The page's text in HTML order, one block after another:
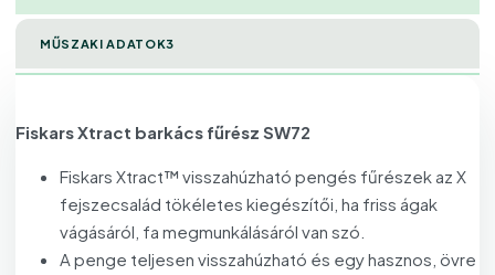
MŰSZAKI ADATOK3
Fiskars Xtract barkács fűrész SW72
Fiskars Xtract™ visszahúzható pengés fűrészek az X
fejszecsalád tökéletes kiegészítői, ha friss ágak
vágásáról, fa megmunkálásáról van szó.
A penge teljesen visszahúzható és egy hasznos, övre